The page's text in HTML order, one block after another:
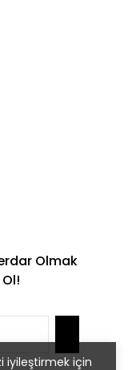
iyileştirmek için
Olmak